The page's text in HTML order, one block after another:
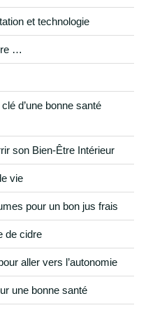
et technologie
…
d’une bonne santé
son Bien-Être Intérieur
vie
pour un bon jus frais
de cidre
aller vers l’autonomie
une bonne santé